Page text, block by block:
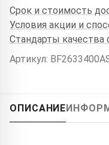
Срок и стоимость
Условия акции и
Стандарты
Артикул:
ОПИСАНИЕ